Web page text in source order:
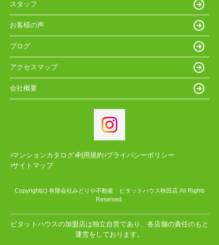
スタッフ
お客様の声
ブログ
アクセスマップ
会社概要
マンションカタログ 利用規約 プライバシーポリシー
サイトマップ
Copyright(c) 有限会社みどりや不動産 ピタットハウス秋田店 All Rights
Reserved.
ピタットハウスの加盟店は独立自営であり、各店舗の責任のもと
運営をしております。